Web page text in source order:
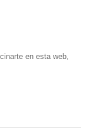
en esta web,